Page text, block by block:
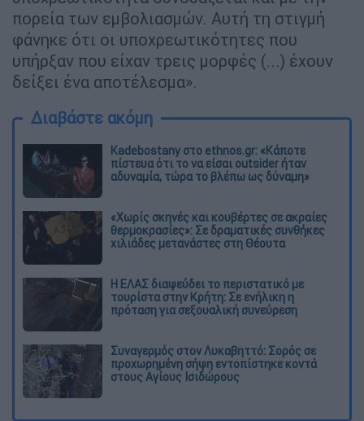
πορεία των εμβολιασμών. Αυτή τη στιγμή
φάνηκε ότι οι υποχρεωτικότητες που
υπήρξαν που είχαν τρεις μορφές (...) έχουν
δείξει ένα αποτέλεσμα».
Διαβάστε ακόμη
Kadebostany στο ethnos.gr: «Κάποτε
πίστευα ότι το να είσαι outsider ήταν
αδυναμία, τώρα το βλέπω ως δύναμη»
«Χωρίς σκηνές και κουβέρτες σε ακραίες
θερμοκρασίες»: Σε δραματικές συνθήκες
χιλιάδες μετανάστες στη Θέουτα
Η ΕΛΑΣ διαψεύδει το περιστατικό με
τουρίστα στην Κρήτη: Σε ενήλικη η
πρόταση για σεξουαλική συνεύρεση
Συναγερμός στον Λυκαβηττό: Σορός σε
προχωρημένη σήψη εντοπίστηκε κοντά
στους Αγίους Ισιδώρους